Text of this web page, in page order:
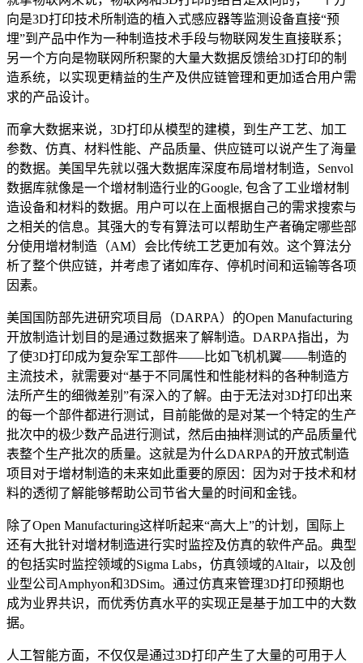
向是3D打印技术所制造的植入式感应器等监测设备直接“预
埋”到产品中作为一种制造技术手段与物联网发生直接联系；
另一个方向是物联网所积聚的大量大数据反馈给3D打印的制
造系统，以实现更精益的生产及供应链管理和更加适合用户需
求的产品设计。
而拿大数据来说，3D打印从模型的建模，到生产工艺、加工
参数、仿真、材料性能、产品质量、供应链可以说产生了海量
的数据。美国早先就以强大数据库深度布局增材制造，Senvol
数据库就像是一个增材制造行业的Google, 包含了工业增材制
造设备和材料的数据。用户可以在上面根据自己的需求搜索与
之相关的信息。其强大的专有算法可以帮助生产者确定哪些部
分使用增材制造（AM）会比传统工艺更加有效。这个算法分
析了整个供应链，并考虑了诸如库存、停机时间和运输等各项
因素。
美国国防部先进研究项目局（DARPA）的Open Manufacturing
开放制造计划目的是通过数据来了解制造。DARPA指出，为
了使3D打印成为复杂军工部件——比如飞机机翼——制造的
主流技术，就需要对“基于不同属性和性能材料的各种制造方
法所产生的细微差别”有深入的了解。由于无法对3D打印出来
的每一个部件都进行测试，目前能做的是对某一个特定的生产
批次中的极少数产品进行测试，然后由抽样测试的产品质量代
表整个生产批次的质量。这就是为什么DARPA的开放式制造
项目对于增材制造的未来如此重要的原因：因为对于技术和材
料的透彻了解能够帮助公司节省大量的时间和金钱。
除了Open Manufacturing这样听起来“高大上”的计划，国际上
还有大批针对增材制造进行实时监控及仿真的软件产品。典型
的包括实时监控领域的Sigma Labs，仿真领域的Altair，以及创
业型公司Amphyon和3DSim。通过仿真来管理3D打印预期也
成为业界共识，而优秀仿真水平的实现正是基于加工中的大数
据。
人工智能方面，不仅仅是通过3D打印产生了大量的可用于人